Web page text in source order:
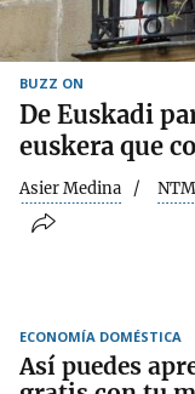
BUZZ ON
De Euskadi
euskera que
Asier Medina NTM
ECONOMÍA DOMÉSTICA
Así puedes